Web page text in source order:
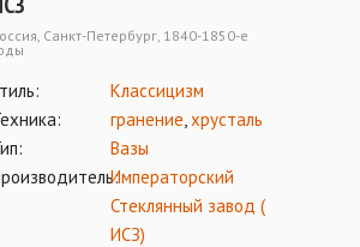
Санкт-Петербург, 1840-1850-е
Классицизм
гранение,хрусталь
Вазы
Императорский
Стеклянный завод (
ИСЗ)